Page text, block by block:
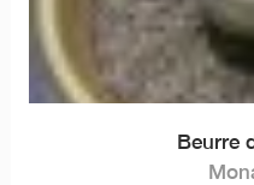
Beurre